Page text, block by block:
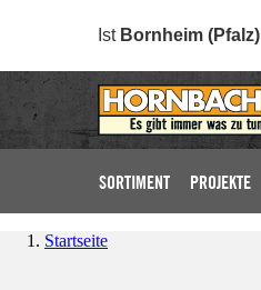
Ist Bornheim (Pfalz)
SORTIMENT PROJEKTE
Startseite